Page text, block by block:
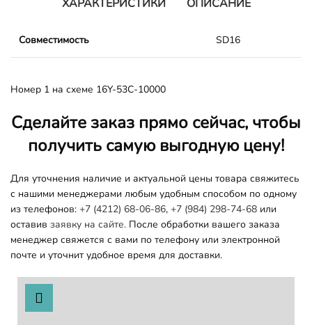
ХАРАКТЕРИСТИКИ ОПИСАНИЕ
Совместимость SD16
Номер 1 на схеме 16Y-53C-10000
Сделайте заказ прямо сейчас, чтобы
получить самую выгодную цену!
Для уточнения наличие и актуальной цены товара свяжитесь
с нашими менеджерами любым удобным способом по одному
из телефонов: +7 (4212) 68-06-86, +7 (984) 298-74-68 или
оставив заявку на сайте. После обработки вашего заказа
менеджер свяжется с вами по телефону или электронной
почте и уточнит удобное время для доставки.